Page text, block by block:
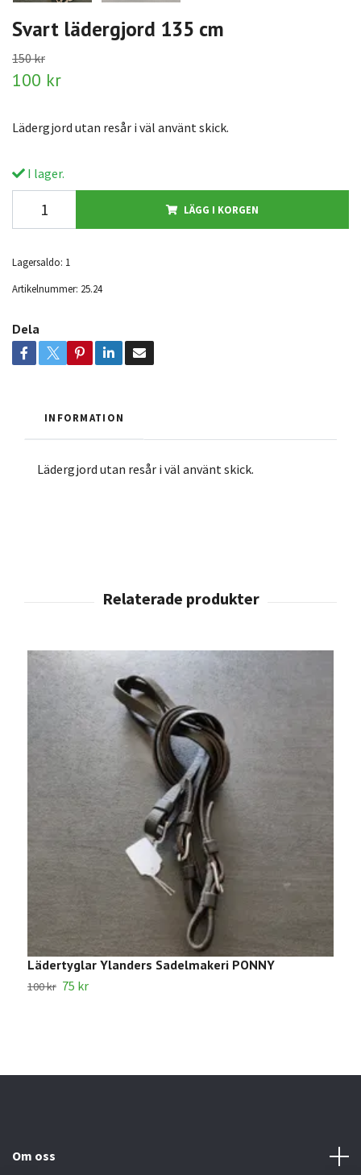
Svart lädergjord 135 cm
150 kr
100 kr
Lädergjord utan resår i väl använt skick.
I lager.
LÄGG I KORGEN
Lagersaldo: 1
Artikelnummer: 25.24
Dela
INFORMATION
Lädergjord utan resår i väl använt skick.
Lädertyglar Ylanders Sadelmakeri PONNY
100 kr 75 kr
Om oss